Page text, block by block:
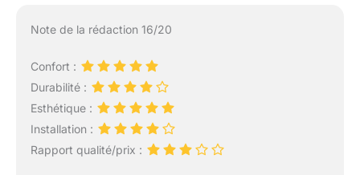
Note de la rédaction 16/20
Confort :
Durabilité :
Esthétique :
Installation :
Rapport qualité/prix :